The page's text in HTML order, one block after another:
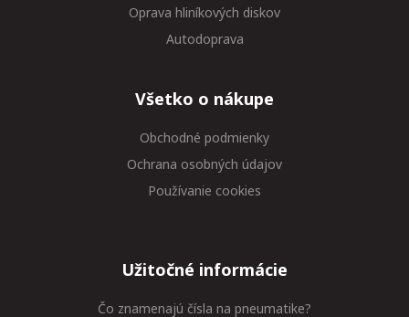
Oprava hliníkových diskov
Autodoprava
Všetko o nákupe
Obchodné podmienky
Ochrana osobných údajov
Používanie cookies
Užitočné informácie
Čo znamenajú čísla na pneumatike?